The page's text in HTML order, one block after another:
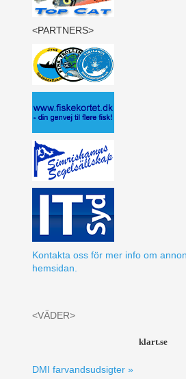
<PARTNERS>
Kontakta oss för mer info om
hemsidan.
<VÄDER>
klart.se
DMI farvandsudsigter »